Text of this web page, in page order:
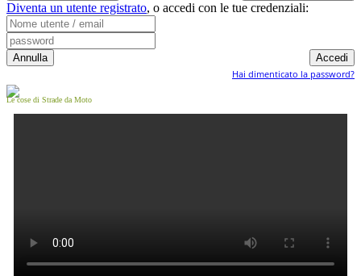
Diventa un utente registrato, o accedi con le tue credenziali:
Hai dimenticato la password?
Le cose di Strade da Moto